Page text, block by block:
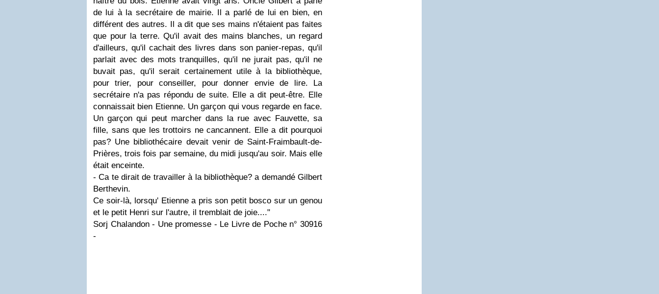
de lui à la secrétaire de mairie. Il a parlé de lui en bien, en
différent des autres. Il a dit que ses mains n'étaient pas faites
que pour la terre. Qu'il avait des mains blanches, un regard
d'ailleurs, qu'il cachait des livres dans son panier-repas, qu'il
parlait avec des mots tranquilles, qu'il ne jurait pas, qu'il ne
buvait pas, qu'il serait certainement utile à la bibliothèque,
pour trier, pour conseiller, pour donner envie de lire. La
secrétaire n'a pas répondu de suite. Elle a dit peut-être. Elle
connaissait bien Etienne. Un garçon qui vous regarde en face.
Un garçon qui peut marcher dans la rue avec Fauvette, sa
fille, sans que les trottoirs ne cancannent. Elle a dit pourquoi
pas? Une bibliothécaire devait venir de Saint-Fraimbault-de-
Prières, trois fois par semaine, du midi jusqu'au soir. Mais elle
était enceinte.
- Ca te dirait de travailler à la bibliothèque? a demandé Gilbert
Berthevin.
Ce soir-là, lorsqu' Etienne a pris son petit bosco sur un genou
et le petit Henri sur l'autre, il tremblait de joie...."
Sorj Chalandon - Une promesse - Le Livre de Poche n° 30916
-